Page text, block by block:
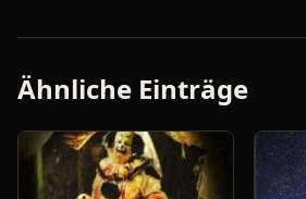
Ähnliche Einträge